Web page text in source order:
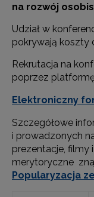
na rozwój
Udział w
pokrywają koszty
Rekrutacja na
poprzez
Elektroniczny
Szczegółowe
i prowadzonych
prezentacje, filmy
merytoryczne
Popularyzacja